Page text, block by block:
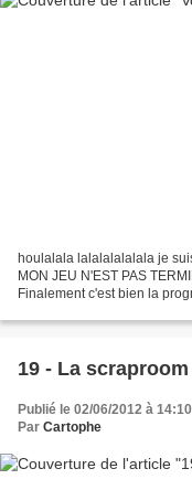
houlalala lalalalalalala je
MON JEU N'EST PAS
Finalement c'est bien la
19 - La
Publié le 02/06/2012 à 14:10
Par Cartophe